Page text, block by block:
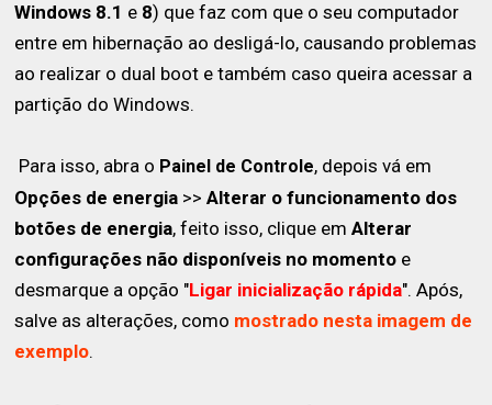
Windows 8.1 e 8) que faz com que o seu computador
entre em hibernação ao desligá-lo, causando problemas
ao realizar o dual boot e também caso queira acessar a
partição do Windows.
Para isso, abra o Painel de Controle, depois vá em
Opções de energia >>Alterar o funcionamento dos
botões de energia, feito isso, clique emAlterar
configurações não disponíveis no momento e
desmarque a opção "Ligar inicialização rápida". Após,
salve as alterações, como mostrado nesta imagem de
exemplo.